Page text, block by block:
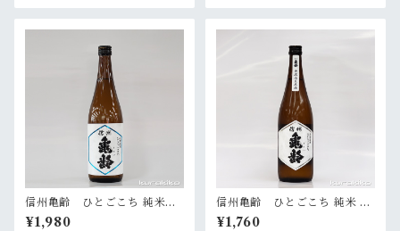
信州亀齢 ひとごこち 純米吟
醸 720ml
¥1,980
信州亀齢 ひとごこち 純米 無
濾過生原酒 720ml
¥1,760